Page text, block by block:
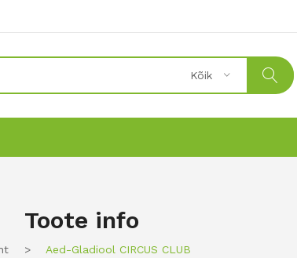
Kõik
Toote info
> Aed-Gladiool CIRCUS CLUB